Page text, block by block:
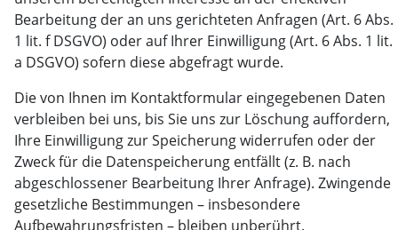
Bearbeitung der an uns gerichteten Anfragen (Art. 6 Abs.
1 lit. f DSGVO) oder auf Ihrer Einwilligung (Art. 6 Abs. 1 lit.
a DSGVO) sofern diese abgefragt wurde.
Die von Ihnen im Kontaktformular eingegebenen Daten
verbleiben bei uns, bis Sie uns zur Löschung auffordern,
Ihre Einwilligung zur Speicherung widerrufen oder der
Zweck für die Datenspeicherung entfällt (z. B. nach
abgeschlossener Bearbeitung Ihrer Anfrage). Zwingende
gesetzliche Bestimmungen – insbesondere
Aufbewahrungsfristen – bleiben unberührt.